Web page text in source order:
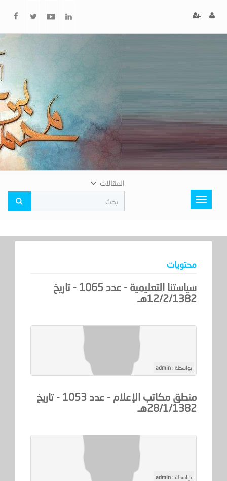
Toggle
navigation
المقالات
محتويات
سياستنا التعليمية - عدد 1065 - تاريخ
12/2/1382هـ
بواسطة : admin
منطق مكاتب الإعلام - عدد 1053 - تاريخ
28/1/1382هـ
بواسطة : admin